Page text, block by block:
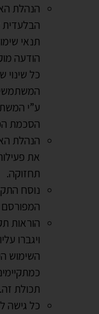
הנהלת
הבלעדית
תנאי
הודעה
כל שינוי
ע”י
הסכמת
הנהלת
את
תחזוקה.
נוסח
הוראות
ויגברו
השימוש
תכולת זה.
כל גישה